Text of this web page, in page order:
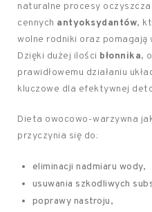
naturalne procesy
cennych antyoksydantów,
wolne rodniki oraz pomagają
Dzięki dużej ilości błonnika,
prawidłowemu działaniu
kluczowe dla efektywnej
Dieta owocowo-warzywna
przyczynia się do:
eliminacji nadmiaru wody,
usuwania szkodliwych
poprawy nastroju,